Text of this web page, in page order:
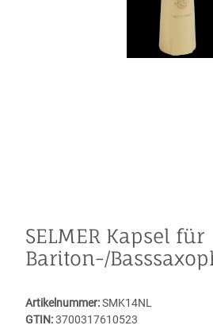
SELMER Kapsel für
Bariton-/
Artikelnummer:SMK14NL
GTIN:3700317610523